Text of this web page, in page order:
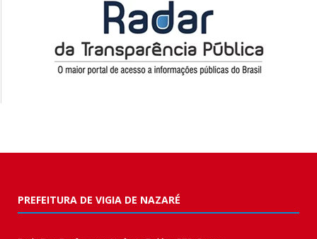
PREFEITURA DE VIGIA DE NAZARÉ